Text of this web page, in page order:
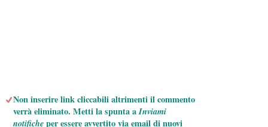
Non inserire link cliccabili altrimenti il commento
verrà eliminato. Metti la spunta aInviami
notificheper essere avvertito via email di nuovi